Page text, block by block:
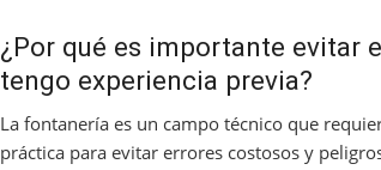
¿Por qué es importante evitar
tengo experiencia previa?
La fontanería es un campo técnico que
práctica para evitar errores costosos y